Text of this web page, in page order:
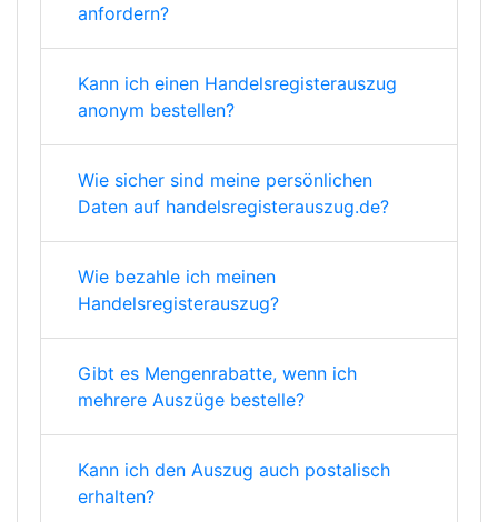
anfordern?
Kann ich einen Handelsregisterauszug
anonym bestellen?
Wie sicher sind meine persönlichen
Daten auf handelsregisterauszug.de?
Wie bezahle ich meinen
Handelsregisterauszug?
Gibt es Mengenrabatte, wenn ich
mehrere Auszüge bestelle?
Kann ich den Auszug auch postalisch
erhalten?